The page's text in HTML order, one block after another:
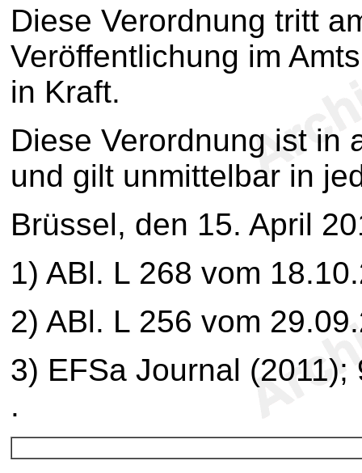
Diese Verordnung tritt
Veröffentlichung im
in Kraft.
Diese Verordnung ist in
und gilt unmittelbar in
Brüssel, den 15. April
1) ABl. L 268 vom
2) ABl. L 256 vom
3) EFSa Journal (2011);
.